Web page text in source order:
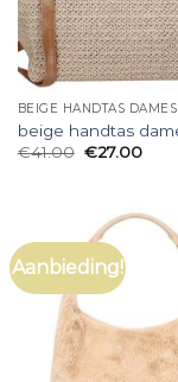
BEIGE HANDTAS DAMES
beige handtas
€41.00 €27.00
Aanbieding!